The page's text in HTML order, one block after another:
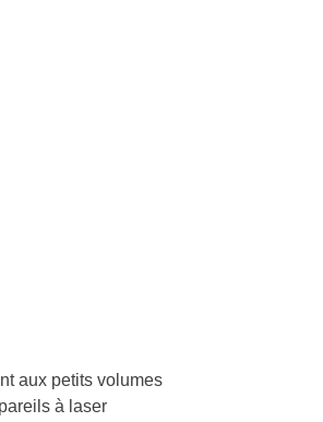
aux petits volumes
à laser